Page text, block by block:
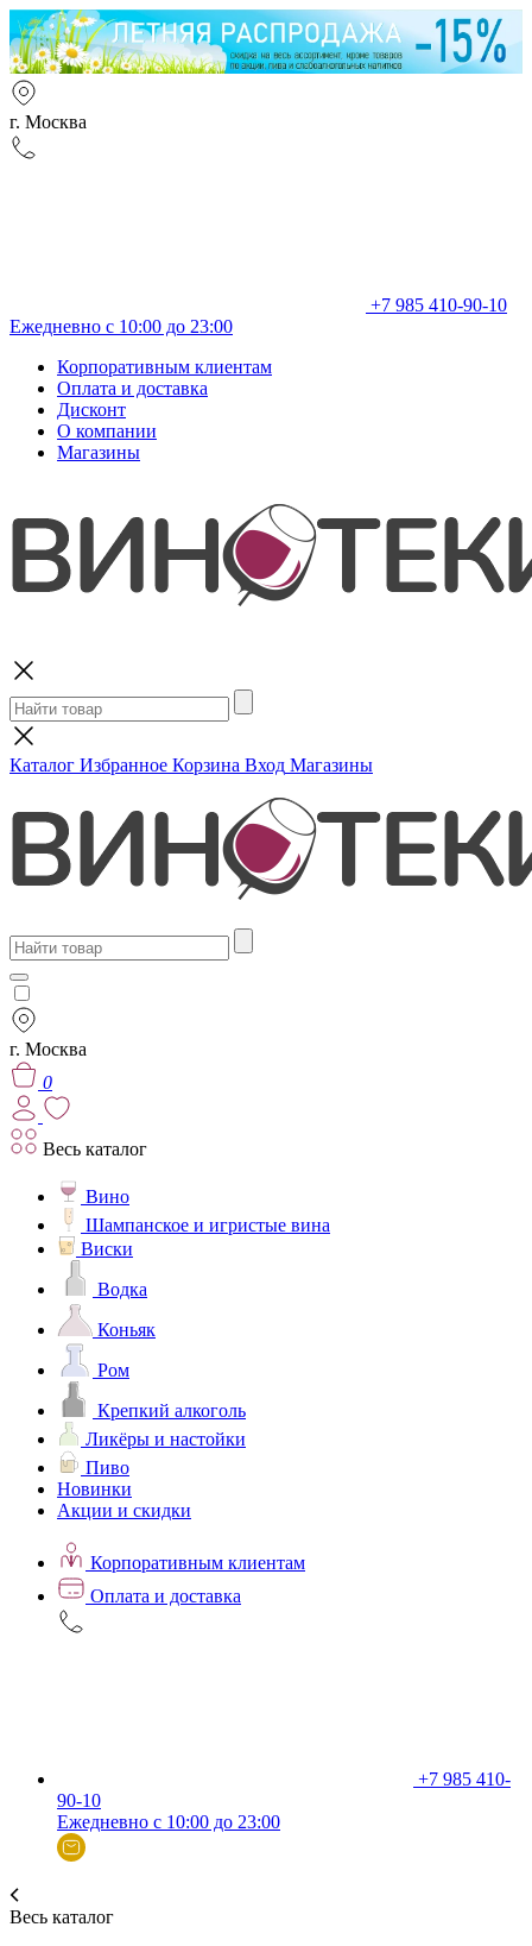
г. Москва
+7 985 410-90-10
Ежедневно с 10:00 до 23:00
Корпоративным клиентам
Оплата и доставка
Дисконт
О компании
Магазины
Каталог Избранное Корзина Вход Магазины
г. Москва
0
Весь каталог
Вино
Шампанское и игристые вина
Виски
Водка
Коньяк
Ром
Крепкий алкоголь
Ликёры и настойки
Пиво
Новинки
Акции и скидки
Корпоративным клиентам
Оплата и доставка
+7 985 410-
90-10
Ежедневно с 10:00 до 23:00
Весь каталог